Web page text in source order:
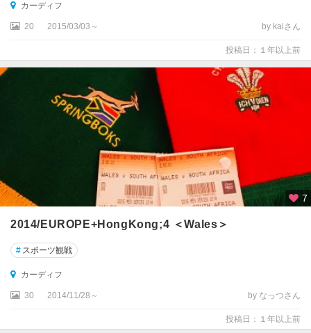
ノ
ッ
ー
ク
・
ー
ア
国
公
カーディフ
20 2015/03/03～ by kaiさん
投稿日：１年以上前
7
2014/EUROPE+HongKong;4 ＜Wales＞
# スポーツ観戦
カーディフ
30 2014/11/28～ by なっつさん
投稿日：１年以上前